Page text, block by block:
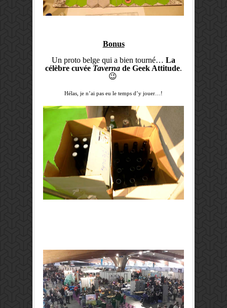
Bonus
Un proto belge qui a bien tourné… La
célèbre cuvée Taverna de Geek Attitude.
😉
Hélas, je n’ai pas eu le temps d’y jouer…!